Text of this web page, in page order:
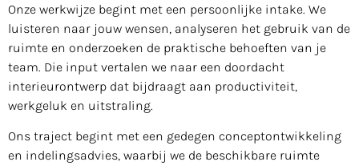
Onze werkwijze begint met een persoonlijke intake. We
luisteren naar jouw wensen, analyseren het gebruik van de
ruimte en onderzoeken de praktische behoeften van je
team. Die input vertalen we naar een doordacht
interieurontwerp dat bijdraagt aan productiviteit,
werkgeluk en uitstraling.
Ons traject begint met een gedegen conceptontwikkeling
en indelingsadvies, waarbij we de beschikbare ruimte